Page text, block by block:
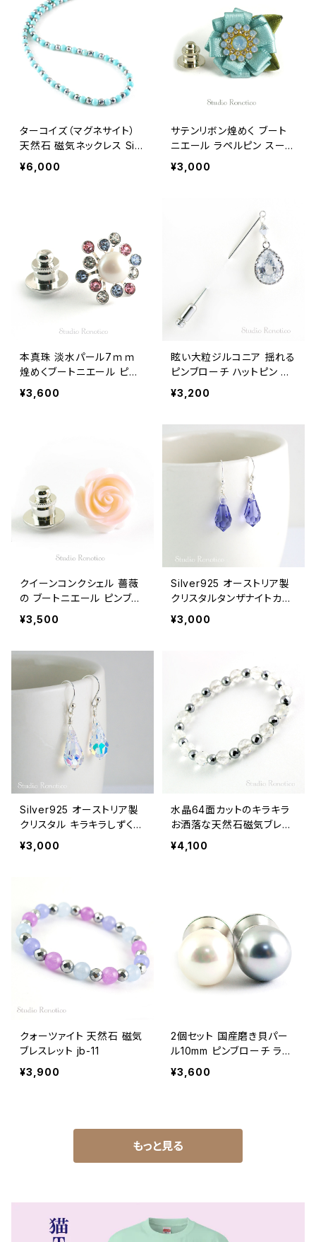
ターコイズ（マグネサイト）
天然石 磁気ネックレス Silv
er925マグネットクラスプ
おしゃれ 女性 男性 ユニセ
¥6,000
サテンリボン煌めく ブート
ニエール ラペルピン スーツ
ピン ピンブローチ メンズ レ
ディース ブルー swb-54
¥3,000
本真珠 淡水パール7ｍｍ
煌めくブートニエール ピン
ブローチ ラペルピン メンズ
レディース swb-24
¥3,600
眩い大粒ジルコニア 揺れる
ピンブローチ ハットピン ラ
ペルピン メンズ レディース
swb-20
¥3,200
クイーンコンクシェル 薔薇
の ブートニエール ピンブロ
ーチ ラペルピン タイタック
メンズ レディース swb-23
¥3,500
Silver925 オーストリア製
クリスタルタンザナイトカラ
ーしずく ピアス pi-115ms
¥3,000
Silver925 オーストリア製
クリスタル キラキラしずく
ピアス pi-114ms
¥3,000
水晶64面カットのキラキラ
お洒落な天然石磁気ブレス
レット jb-9
¥4,100
クォーツァイト 天然石 磁気
ブレスレット jb-11
¥3,900
2個セット 国産磨き貝パー
ル10mm ピンブローチ ラペ
ルピン タイタック メンズ レ
ディース ホワイト＆シルバ
¥3,600
もっと見る